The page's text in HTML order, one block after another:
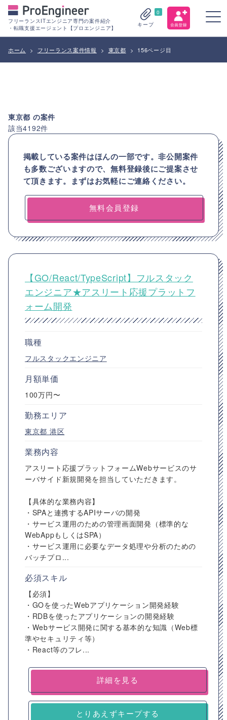
フリーランスITエンジニア専門の案件紹介
・転職支援エージェント【プロエンジニア】
0
キープ
ホーム > フリーランス案件情報 > 東京都 > 156ページ目
東京都 の案件
該当4192件
掲載している案件はほんの一部です。非公開案件
も多数ございますので、無料登録後にご提案させ
て頂きます。まずはお気軽にご連絡ください。
無料会員登録
【GO/React/TypeScript】フルスタック
エンジニア★アスリート応援プラットフ
ォーム開発
職種
フルスタックエンジニア
月額単価
100万円〜
勤務エリア
東京都 港区
業務内容
アスリート応援プラットフォームWebサービスのサ
ーバサイド新規開発を担当していただきます。
【具体的な業務内容】
・SPAと連携するAPIサーバの開発
・サービス運用のための管理画面開発（標準的な
WebAppもしくはSPA）
・サービス運用に必要なデータ処理や分析のための
バッチプロ...
必須スキル
【必須】
・GOを使ったWebアプリケーション開発経験
・RDBを使ったアプリケーションの開発経験
・Webサービス開発に関する基本的な知識（Web標
準やセキュリティ等）
・React等のフレ...
詳細を見る
とりあえずキープする